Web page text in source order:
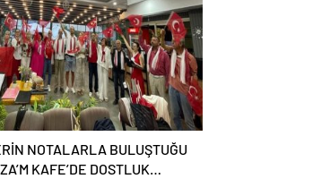
NOTALARLA BULUŞTUĞU
KAFE’DE DOSTLUK